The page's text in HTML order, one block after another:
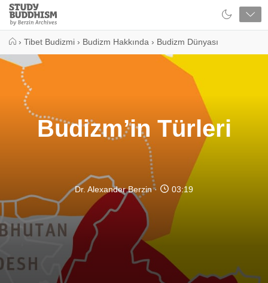
Close
Study
Buddhism
› Tibet Budizmi › Budizm Hakkında › Budizm Dünyası
Budizm’in Türleri
Dr. Alexander Berzin 03:19